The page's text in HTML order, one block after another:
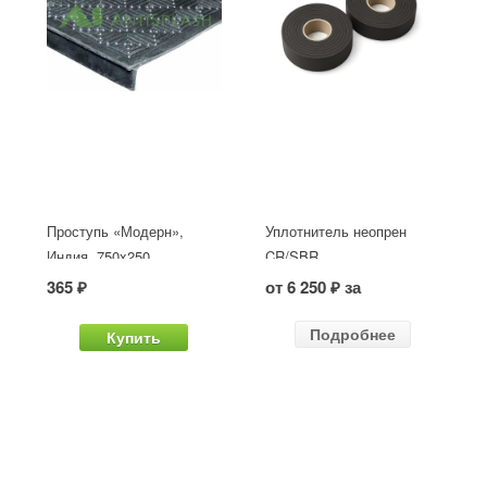
Проступь «Модерн»,
Индия, 750x250
365 ₽
Купить
Уплотнитель неопрен
CR/SBR
от 6 250 ₽ за
Подробнее